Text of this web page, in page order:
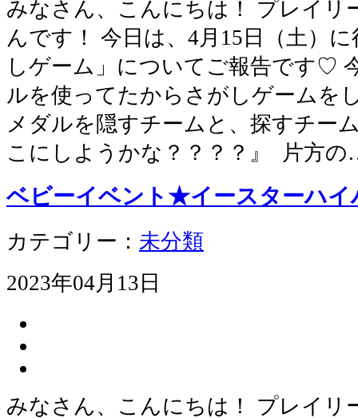
みなさん、こんにちは！ プレイリ
んです！ 今日は、4月15日（土）
しゲーム」についてご報告です♡
ルを使ってたからさがしゲームを
メダルを隠すチームと、探すチー
こにしようかな？？？？』 片方
ベビーイベント★イースターハイ
カテゴリー： 未分類
2023年04月13日
みなさん、こんにちは！ プレイリ